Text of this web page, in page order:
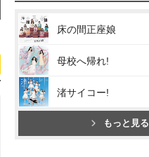
床の間正座娘
母校へ帰れ!
渚サイコー!
もっと見る